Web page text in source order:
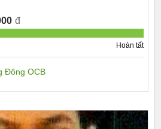
đ
Hoàn tất
Đông OCB